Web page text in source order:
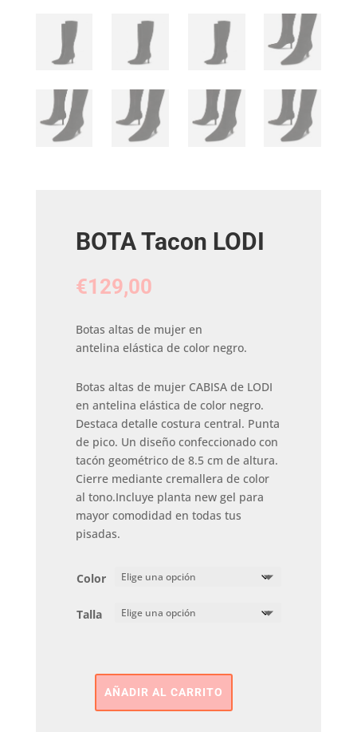
BOTA Tacon LODI
€129,00
Botas altas de mujer en
antelina elástica de color negro.
Botas altas de mujer CABISA de LODI
en antelina elástica de color negro.
Destaca detalle costura central. Punta
de pico. Un diseño confeccionado con
tacón geométrico de 8.5 cm de altura.
Cierre mediante cremallera de color
al tono.Incluye planta new gel para
mayor comodidad en todas tus
pisadas.
Color
Talla
AÑADIR AL CARRITO